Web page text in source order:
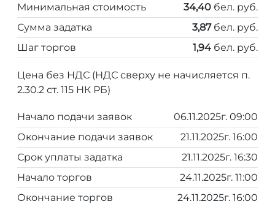
Минимальная стоимость
34,40 бел. руб.
Сумма задатка
3,87бел. руб.
Шаг торгов
1,94 бел. руб.
Цена без НДС (НДС сверху не начисляется п.
2.30.2 ст. 115 НК РБ)
Начало подачи заявок
06.11.2025г. 09:00
Окончание подачи заявок
21.11.2025г. 16:00
Срок уплаты задатка
21.11.2025г. 16:30
Начало торгов
24.11.2025г. 11:00
Окончание торгов
24.11.2025г. 16:00